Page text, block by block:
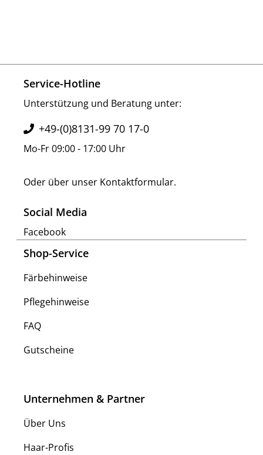
Service-Hotline
Unterstützung und Beratung unter:
+49-(0)8131-99 70 17-0
Mo-Fr 09:00 - 17:00 Uhr
Oder über unser Kontaktformular.
Social Media
Facebook
Shop-Service
Färbehinweise
Pflegehinweise
FAQ
Gutscheine
Unternehmen & Partner
Über Uns
Haar-Profis